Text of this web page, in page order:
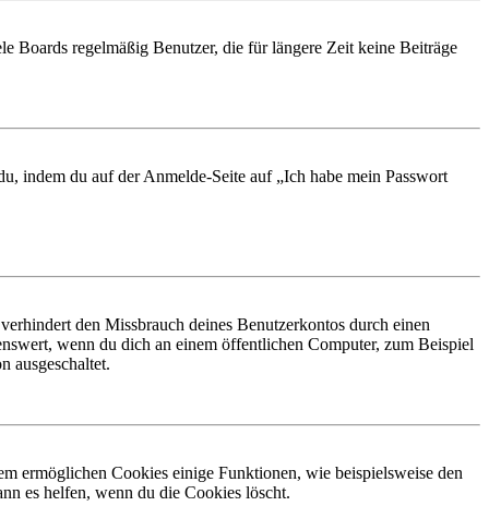
Boards regelmäßig Benutzer, die für längere Zeit keine Beiträge
indem du auf der Anmelde-Seite auf „Ich habe mein Passwort
den Missbrauch deines Benutzerkontos durch einen
wenn du dich an einem öffentlichen Computer, zum Beispiel
ausgeschaltet.
ermöglichen Cookies einige Funktionen, wie beispielsweise den
es helfen, wenn du die Cookies löscht.